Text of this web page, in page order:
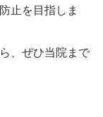
止を目指しま
、ぜひ当院まで